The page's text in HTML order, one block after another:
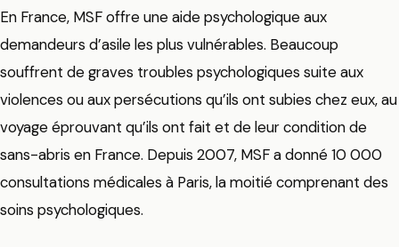
En France, MSF offre une aide psychologique aux
demandeurs d’asile les plus vulnérables. Beaucoup
souffrent de graves troubles psychologiques suite aux
violences ou aux persécutions qu’ils ont subies chez eux, au
voyage éprouvant qu’ils ont fait et de leur condition de
sans-abris en France. Depuis 2007, MSF a donné 10 000
consultations médicales à Paris, la moitié comprenant des
soins psychologiques.